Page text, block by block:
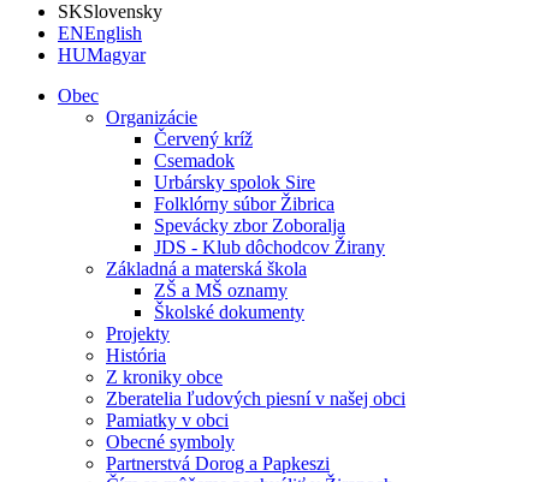
SKSlovensky
ENEnglish
HUMagyar
Obec
Organizácie
Červený kríž
Csemadok
Urbársky spolok Sire
Folklórny súbor Žibrica
Spevácky zbor Zoboralja
JDS - Klub dôchodcov Žirany
Základná a materská škola
ZŠ a MŠ oznamy
Školské dokumenty
Projekty
História
Z kroniky obce
Zberatelia ľudových piesní v našej obci
Pamiatky v obci
Obecné symboly
Partnerstvá Dorog a Papkeszi